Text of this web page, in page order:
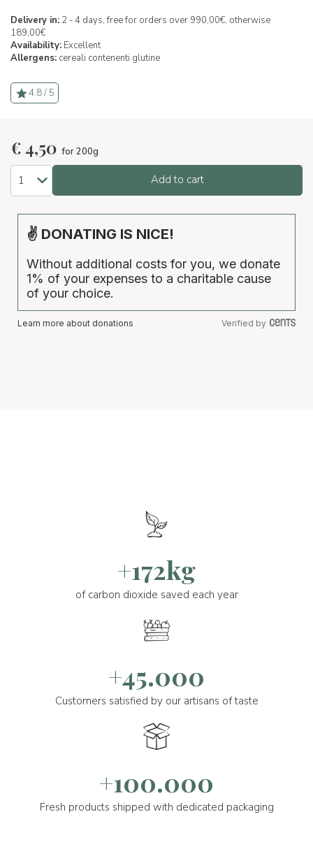
Delivery in: 2 - 4 days, free for orders over 990,00€, otherwise
189,00€
Availability: Excellent
Allergens: cereali contenenti glutine
4.8 / 5
€4,50 for 200g
Add to cart
✌ DONATING IS NICE!
Without additional costs for you, we donate
1% of your expenses to a charitable cause
of your choice.
Learn more about donations Verified by
+172kg
of carbon dioxide saved each year
+45.000
Customers satisfied by our artisans of taste
+100.000
Fresh products shipped with dedicated packaging